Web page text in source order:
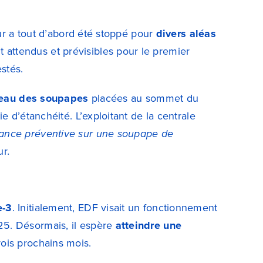
a tout d’abord été stoppé pour divers aléas
attendus et prévisibles pour le premier
des soupapes placées au sommet du
L’exploitant de la centrale
préventive sur une soupape de
.
3. Initialement, EDF visait un fonctionnement
Désormais, il espère atteindre une
prochains mois.